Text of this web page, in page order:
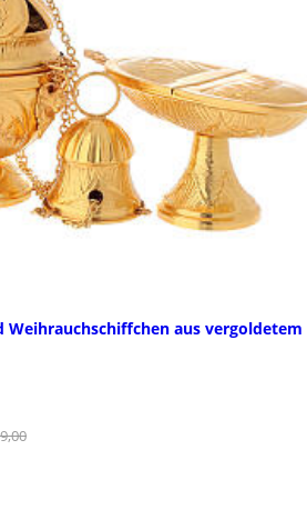
Weihrauchschiffchen aus vergoldetem